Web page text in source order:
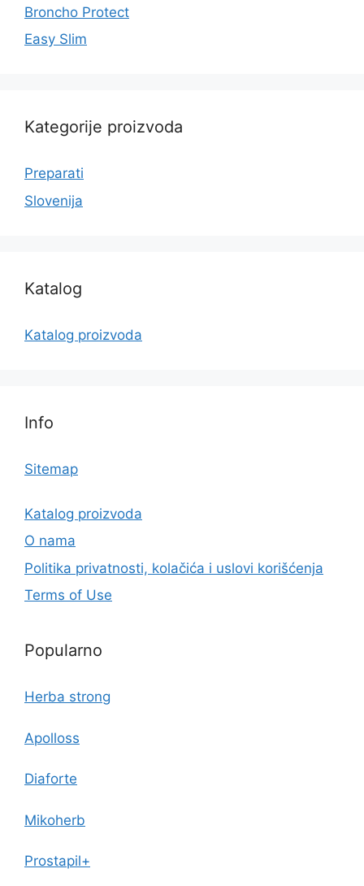
Broncho Protect
Easy Slim
Kategorije proizvoda
Preparati
Slovenija
Katalog
Katalog proizvoda
Info
Sitemap
Katalog proizvoda
O nama
Politika privatnosti, kolačića i uslovi korišćenja
Terms of Use
Popularno
Herba strong
Apolloss
Diaforte
Mikoherb
Prostapil+